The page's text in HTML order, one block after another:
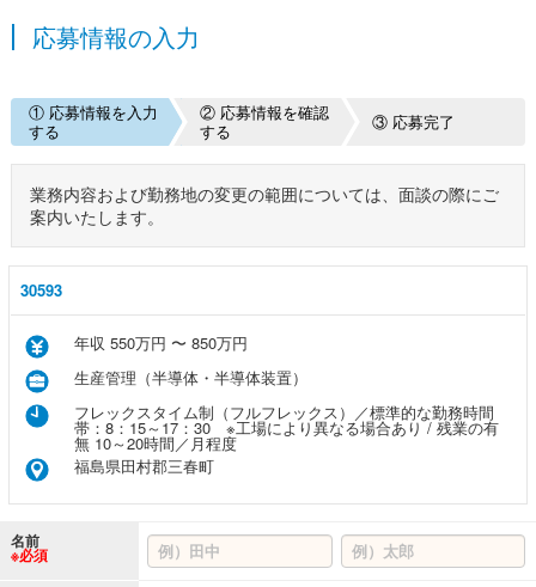
応募情報の入力
① 応募情報を入力
する
② 応募情報を確認
する
③ 応募完了
業務内容および勤務地の変更の範囲については、面談の際にご
案内いたします。
30593
年収 550万円 〜 850万円
生産管理（半導体・半導体装置）
フレックスタイム制（フルフレックス）／標準的な勤務時間
帯：8：15～17：30 ※工場により異なる場合あり / 残業の有
無 10～20時間／月程度
福島県田村郡三春町
名前
※必須